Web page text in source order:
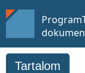
Tartalom